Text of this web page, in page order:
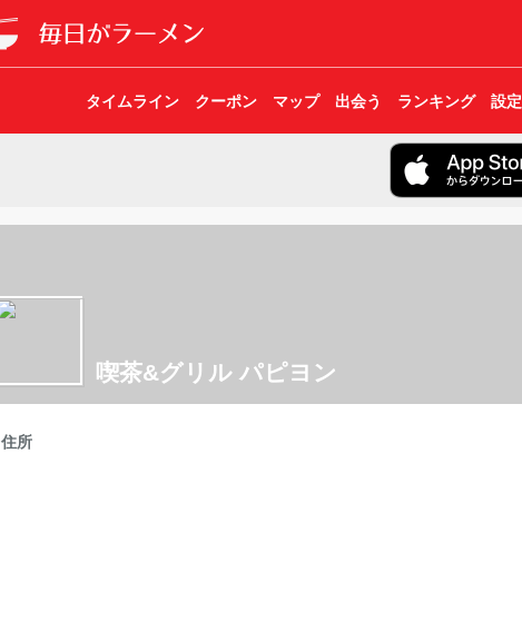
タイムライン クーポン マップ 出会う ランキング 設定
喫茶&グリル パピヨン
住所